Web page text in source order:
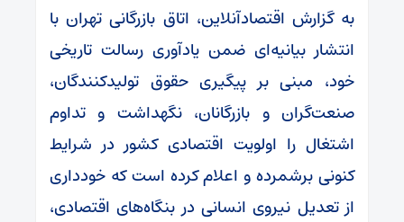
به گزارش اقتصادآنلاین، اتاق بازرگانی تهران با
انتشار بیانیه‌ای ضمن یادآوری رسالت تاریخی
خود، مبنی بر پیگیری حقوق تولیدکنندگان،
صنعت‌گران و بازرگانان، نگهداشت و تداوم
اشتغال را اولویت اقتصادی کشور در شرایط
کنونی برشمرده و اعلام کرده است که خودداری
از تعدیل نیروی انسانی در بنگاه‌های اقتصادی،